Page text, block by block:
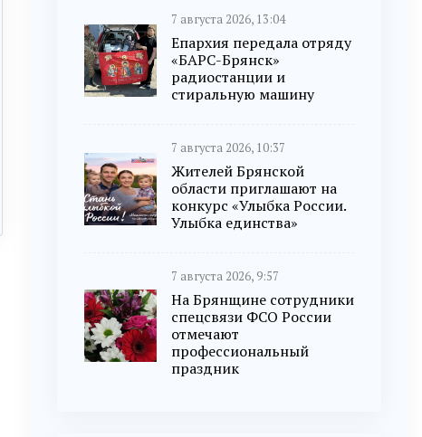
7 августа 2026, 13:04
Епархия передала отряду
«БАРС-Брянск»
радиостанции и
стиральную машину
7 августа 2026, 10:37
Жителей Брянской
области приглашают на
конкурс «Улыбка России.
Улыбка единства»
7 августа 2026, 9:57
На Брянщине сотрудники
спецсвязи ФСО России
отмечают
профессиональный
праздник